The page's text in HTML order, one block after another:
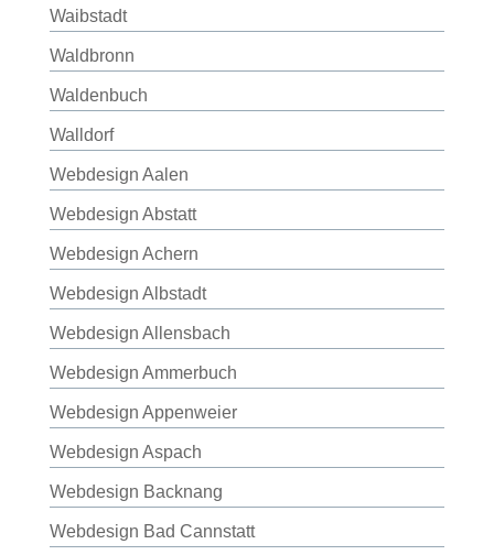
Waibstadt
Waldbronn
Waldenbuch
Walldorf
Webdesign Aalen
Webdesign Abstatt
Webdesign Achern
Webdesign Albstadt
Webdesign Allensbach
Webdesign Ammerbuch
Webdesign Appenweier
Webdesign Aspach
Webdesign Backnang
Webdesign Bad Cannstatt